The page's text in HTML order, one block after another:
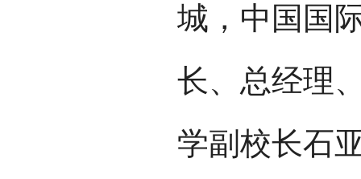
城，中国国
长、总经理
学副校长石